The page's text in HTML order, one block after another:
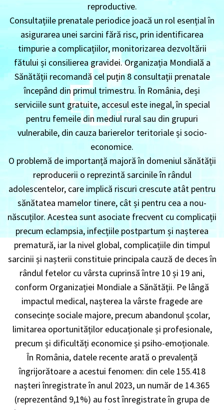
reproductive.
Consultațiile prenatale periodice joacă un rol esențial în
asigurarea unei sarcini fără risc, prin identificarea
timpurie a complicațiilor, monitorizarea dezvoltării
fătului și consilierea gravidei. Organizația Mondială a
Sănătății recomandă cel puțin 8 consultații prenatale
începând din primul trimestru. În România, deși
serviciile sunt gratuite, accesul este inegal, în special
pentru femeile din mediul rural sau din grupuri
vulnerabile, din cauza barierelor teritoriale și socio-
economice.
O problemă de importanță majoră în domeniul sănătății
reproducerii o reprezintă sarcinile în rândul
adolescentelor, care implică riscuri crescute atât pentru
sănătatea mamelor tinere, cât și pentru cea a nou-
născuților. Acestea sunt asociate frecvent cu complicații
precum eclampsia, infecțiile postpartum și nașterea
prematură, iar la nivel global, complicațiile din timpul
sarcinii și nașterii constituie principala cauză de deces în
rândul fetelor cu vârsta cuprinsă între 10 și 19 ani,
conform Organizației Mondiale a Sănătății. Pe lângă
impactul medical, nașterea la vârste fragede are
consecințe sociale majore, precum abandonul școlar,
limitarea oportunităților educaționale și profesionale,
precum și dificultăți economice și psiho-emoționale.
În România, datele recente arată o prevalență
îngrijorătoare a acestui fenomen: din cele 155.418
nașteri înregistrate în anul 2023, un număr de 14.365
(reprezentând 9,1%) au fost înregistrate în grupa de